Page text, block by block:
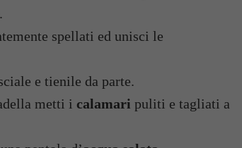
.
spellati ed unisci le
e tienile da parte.
metti i calamari puliti e tagliati a